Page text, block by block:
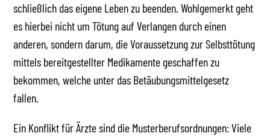
schließlich das eigene Leben zu beenden. Wohlgemerkt geht
es hierbei nicht um Tötung auf Verlangen durch einen
anderen, sondern darum, die Voraussetzung zur Selbsttötung
mittels bereitgestellter Medikamente geschaffen zu
bekommen, welche unter das Betäubungsmittelgesetz
fallen.
Ein Konflikt für Ärzte sind die Musterberufsordnungen: Viele